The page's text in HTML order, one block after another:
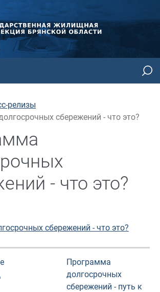
релизы
сбережений - что это?
- что это?
сбережений - что это?
Программа
долгосрочных
сбережений - путь к